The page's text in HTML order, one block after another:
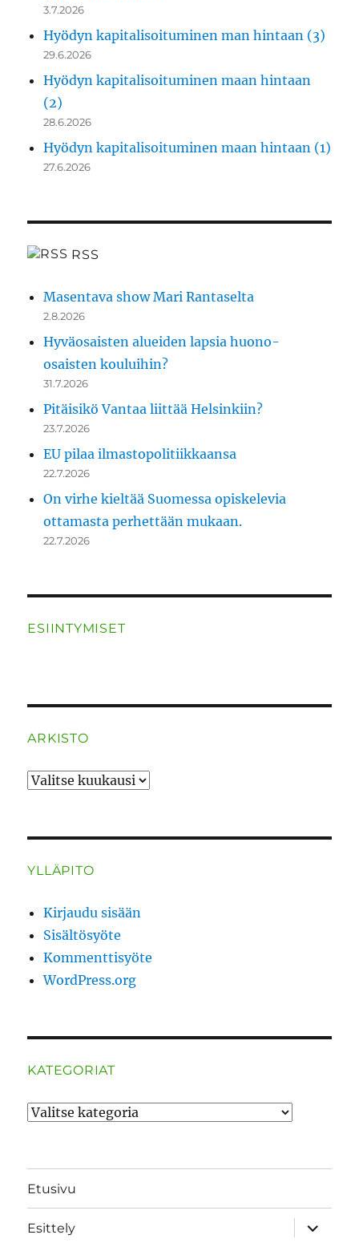
3.7.2026
Hyödyn kapitalisoituminen man hintaan (3)
29.6.2026
Hyödyn kapitalisoituminen maan hintaan
(2)
28.6.2026
Hyödyn kapitalisoituminen maan hintaan (1)
27.6.2026
RSS
Masentava show Mari Rantaselta
2.8.2026
Hyväosaisten alueiden lapsia huono-
osaisten kouluihin?
31.7.2026
Pitäisikö Vantaa liittää Helsinkiin?
23.7.2026
EU pilaa ilmastopolitiikkaansa
22.7.2026
On virhe kieltää Suomessa opiskelevia
ottamasta perhettään mukaan.
22.7.2026
ESIINTYMISET
ARKISTO
ARKISTO
YLLÄPITO
Kirjaudu sisään
Sisältösyöte
Kommenttisyöte
WordPress.org
KATEGORIAT
Kategoriat
Etusivu
Esittely
näytä